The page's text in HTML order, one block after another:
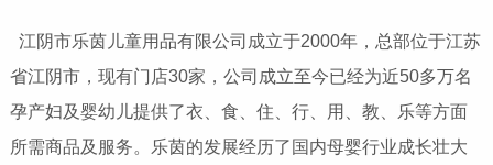
江阴市乐茵儿童用品有限公司成立于2000年，总部位于江苏
省江阴市，现有门店30家，公司成立至今已经为近50多万名
孕产妇及婴幼儿提供了衣、食、住、行、用、教、乐等方面
所需商品及服务。乐茵的发展经历了国内母婴行业成长壮大